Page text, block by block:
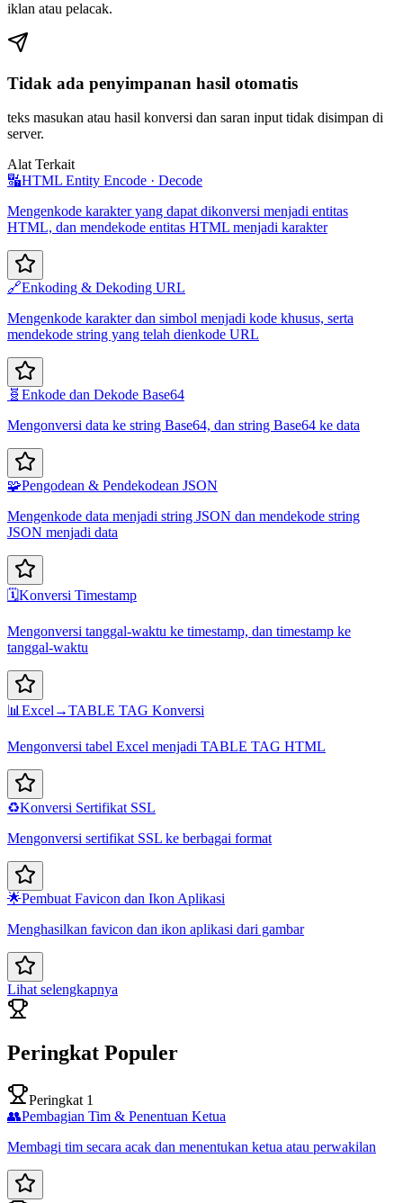
iklan atau pelacak.
Tidak ada penyimpanan hasil otomatis
teks masukan atau hasil konversi dan saran input tidak disimpan di
server.
Alat Terkait
🔣HTML Entity Encode · Decode
Mengenkode karakter yang dapat dikonversi menjadi entitas
HTML, dan mendekode entitas HTML menjadi karakter
🔗Enkoding & Dekoding URL
Mengenkode karakter dan simbol menjadi kode khusus, serta
mendekode string yang telah dienkode URL
🧬 Enkode dan Dekode Base64
Mengonversi data ke string Base64, dan string Base64 ke data
🧩Pengodean & Pendekodean JSON
Mengenkode data menjadi string JSON dan mendekode string
JSON menjadi data
🗓️Konversi Timestamp
Mengonversi tanggal-waktu ke timestamp, dan timestamp ke
tanggal-waktu
📊Excel→TABLE TAG Konversi
Mengonversi tabel Excel menjadi TABLE TAG HTML
♻️Konversi Sertifikat SSL
Mengonversi sertifikat SSL ke berbagai format
🌟Pembuat Favicon dan Ikon Aplikasi
Menghasilkan favicon dan ikon aplikasi dari gambar
Lihat selengkapnya
Peringkat Populer
Peringkat 1
👥Pembagian Tim & Penentuan Ketua
Membagi tim secara acak dan menentukan ketua atau perwakilan